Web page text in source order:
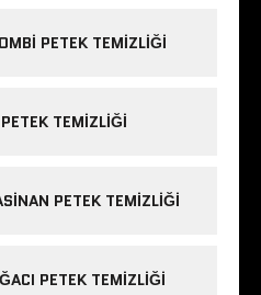
PETEK TEMIZLIĞI
TEMIZLIĞI
PETEK TEMIZLIĞI
PETEK TEMIZLIĞI